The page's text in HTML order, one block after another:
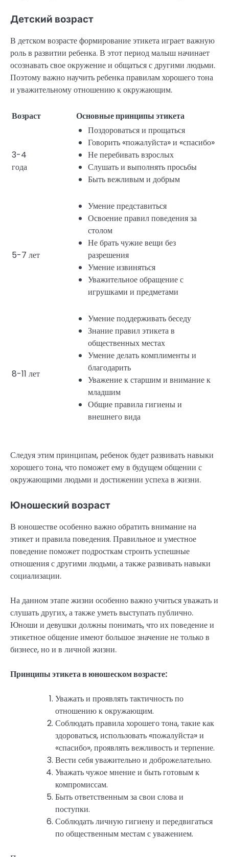
Детский возраст
В детском возрасте формирование этикета играет важную
роль в развитии ребенка. В этот период малыш начинает
осознавать свое окружение и общаться с другими людьми.
Поэтому важно научить ребенка правилам хорошего тона
и уважительному отношению к окружающим.
Возраст Основные принципы этикета
3-4
года
Поздороваться и прощаться
Говорить «пожалуйста» и «спасибо»
Не перебивать взрослых
Слушать и выполнять просьбы
Быть вежливым и добрым
5-7 лет
Умение представиться
Освоение правил поведения за
столом
Не брать чужие вещи без
разрешения
Умение извиняться
Уважительное обращение с
игрушками и предметами
8-11 лет
Умение поддерживать беседу
Знание правил этикета в
общественных местах
Умение делать комплименты и
благодарить
Уважение к старшим и внимание к
младшим
Общие правила гигиены и
внешнего вида
Следуя этим принципам, ребенок будет развивать навыки
хорошего тона, что поможет ему в будущем общении с
окружающими людьми и достижении успеха в жизни.
Юношеский возраст
В юношестве особенно важно обратить внимание на
этикет и правила поведения. Правильное и уместное
поведение поможет подросткам строить успешные
отношения с другими людьми, а также развивать навыки
социализации.
На данном этапе жизни особенно важно учиться уважать и
слушать других, а также уметь выступать публично.
Юноши и девушки должны понимать, что их поведение и
этикетное общение имеют большое значение не только в
бизнесе, но и в личной жизни.
Принципы этикета в юношеском возрасте:
Уважать и проявлять тактичность по
отношению к окружающим.
Соблюдать правила хорошего тона, такие как
здороваться, использовать «пожалуйста» и
«спасибо», проявлять вежливость и терпение.
Вести себя уважительно и доброжелательно.
Уважать чужое мнение и быть готовым к
компромиссам.
Быть ответственным за свои слова и
поступки.
Соблюдать личную гигиену и передвигаться
по общественным местам с уважением.